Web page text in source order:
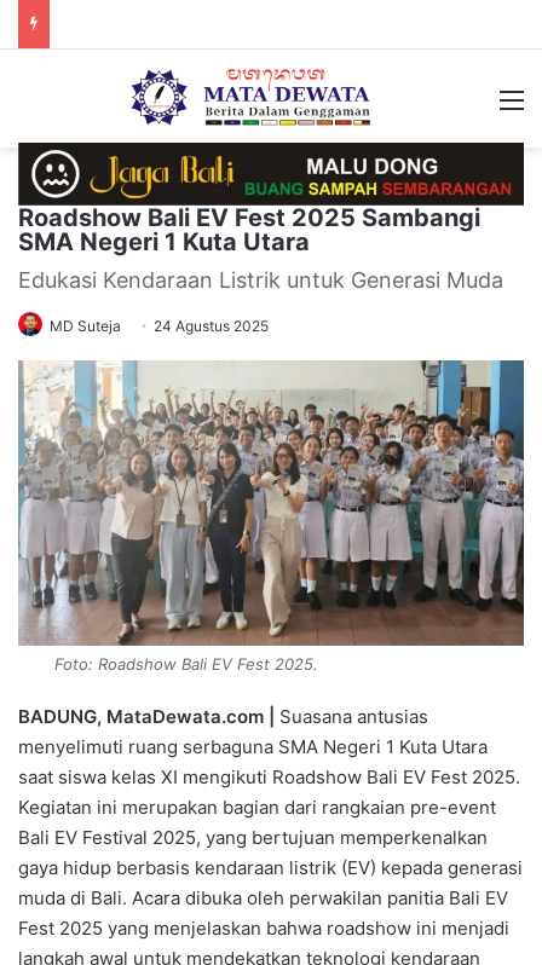
Roadshow Bali EV Fest 2025 Sambangi
SMA Negeri 1 Kuta Utara
Edukasi Kendaraan Listrik untuk Generasi Muda
MD Suteja 24 Agustus 2025
Foto: Roadshow Bali EV Fest 2025.
BADUNG, MataDewata.com |
Suasana antusias
menyelimuti ruang serbaguna SMA Negeri 1 Kuta Utara
saat siswa kelas XI mengikuti Roadshow Bali EV Fest 2025.
Kegiatan ini merupakan bagian dari rangkaian pre-event
Bali EV Festival 2025, yang bertujuan memperkenalkan
gaya hidup berbasis kendaraan listrik (EV) kepada generasi
muda di Bali. Acara dibuka oleh perwakilan panitia Bali EV
Fest 2025 yang menjelaskan bahwa roadshow ini menjadi
langkah awal untuk mendekatkan teknologi kendaraan